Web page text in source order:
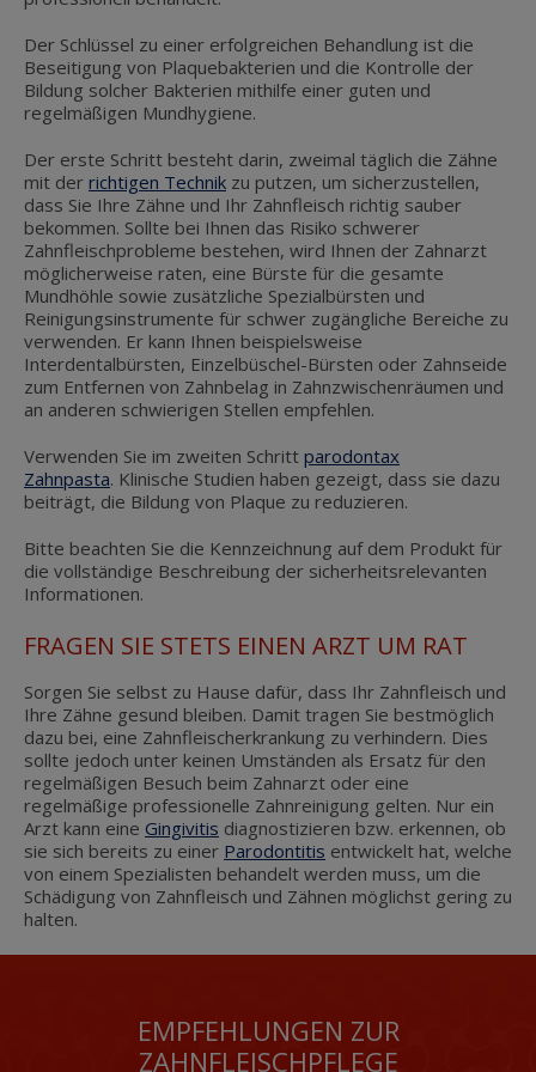
Der Schlüssel zu einer erfolgreichen Behandlung ist die
Beseitigung von Plaquebakterien und die Kontrolle der
Bildung solcher Bakterien mithilfe einer guten und
regelmäßigen Mundhygiene.
Der erste Schritt besteht darin, zweimal täglich die Zähne
mit der richtigen Technik zu putzen, um sicherzustellen,
dass Sie Ihre Zähne und Ihr Zahnfleisch richtig sauber
bekommen. Sollte bei Ihnen das Risiko schwerer
Zahnfleischprobleme bestehen, wird Ihnen der Zahnarzt
möglicherweise raten, eine Bürste für die gesamte
Mundhöhle sowie zusätzliche Spezialbürsten und
Reinigungsinstrumente für schwer zugängliche Bereiche zu
verwenden. Er kann Ihnen beispielsweise
Interdentalbürsten, Einzelbüschel-Bürsten oder Zahnseide
zum Entfernen von Zahnbelag in Zahnzwischenräumen und
an anderen schwierigen Stellen empfehlen.
Verwenden Sie im zweiten Schritt parodontax
Zahnpasta. Klinische Studien haben gezeigt, dass sie dazu
beiträgt, die Bildung von Plaque zu reduzieren.
Bitte beachten Sie die Kennzeichnung auf dem Produkt für
die vollständige Beschreibung der sicherheitsrelevanten
Informationen.
FRAGEN SIE STETS EINEN ARZT UM RAT
Sorgen Sie selbst zu Hause dafür, dass Ihr Zahnfleisch und
Ihre Zähne gesund bleiben. Damit tragen Sie bestmöglich
dazu bei, eine Zahnfleischerkrankung zu verhindern. Dies
sollte jedoch unter keinen Umständen als Ersatz für den
regelmäßigen Besuch beim Zahnarzt oder eine
regelmäßige professionelle Zahnreinigung gelten. Nur ein
Arzt kann eine Gingivitis diagnostizieren bzw. erkennen, ob
sie sich bereits zu einer Parodontitis entwickelt hat, welche
von einem Spezialisten behandelt werden muss, um die
Schädigung von Zahnfleisch und Zähnen möglichst gering zu
halten.
EMPFEHLUNGEN ZUR
ZAHNFLEISCHPFLEGE